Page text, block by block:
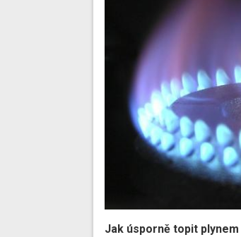
Jak úsporně topit plynem